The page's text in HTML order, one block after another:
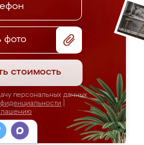
фото
стоимость
персональных данных